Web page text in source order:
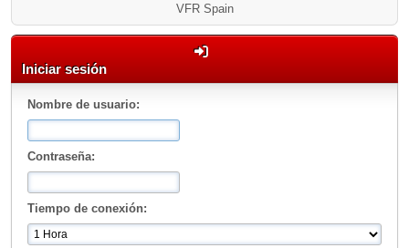
VFR Spain
Iniciar sesión
Nombre de usuario:
Contraseña:
Tiempo de conexión: